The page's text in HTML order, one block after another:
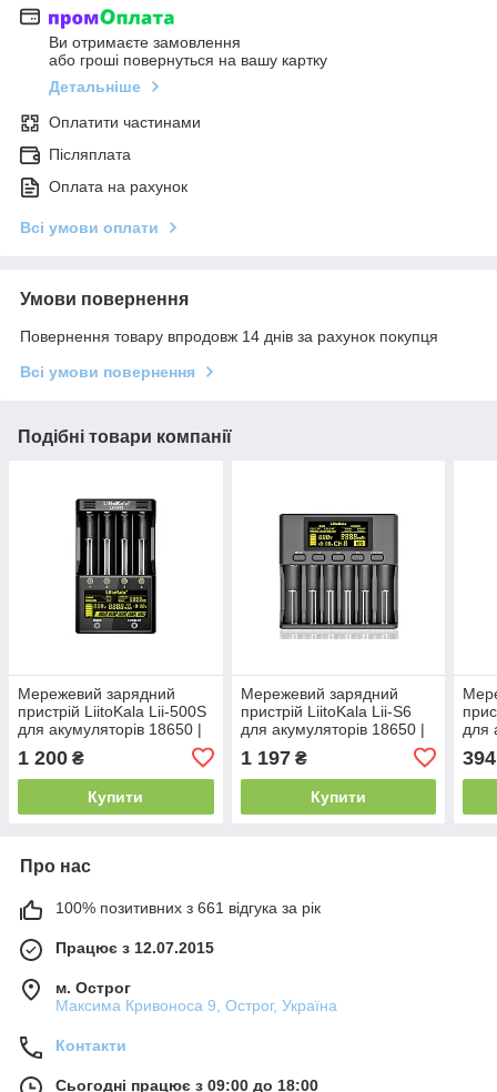
Ви отримаєте замовлення
або гроші повернуться на вашу картку
Детальніше
Оплатити частинами
Післяплата
Оплата на рахунок
Всі умови оплати
Умови повернення
Повернення товару впродовж 14 днів за рахунок покупця
Всі умови повернення
Подібні товари компанії
Мережевий зарядний
пристрій LiitoKala Lii-500S
для акумуляторів 18650 |
1 200 ₴
Купити
Мережевий зарядний
пристрій LiitoKala Lii-S6
для акумуляторів 18650 |
1 197₴
Купити
для
394
Про нас
100% позитивних з 661 відгука за рік
Працює з 12.07.2015
м. Острог
Максима Кривоноса 9, Острог, Україна
Контакти
Сьогодні працює з 09:00 до 18:00